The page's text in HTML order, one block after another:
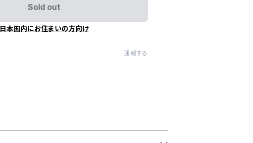
Sold out
日本国内にお住まいの方向け
通報する